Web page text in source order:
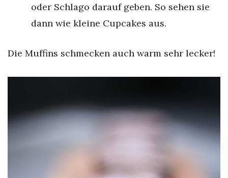
oder Schlago darauf geben. So sehen sie
dann wie kleine Cupcakes aus.
Die Muffins schmecken auch warm sehr lecker!